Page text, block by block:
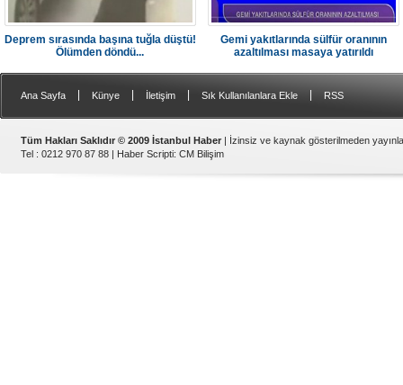
Deprem sırasında başına tuğla düştü!
Ölümden döndü...
Gemi yakıtlarında sülfür oranının
azaltılması masaya yatırıldı
Ana Sayfa Künye İletişim Sık Kullanılanlara Ekle RSS
Tüm Hakları Saklıdır © 2009 İstanbul Haber | İzinsiz ve kaynak gösterilmeden
Tel : 0212 970 87 88 | Haber Scripti: CM Bilişim